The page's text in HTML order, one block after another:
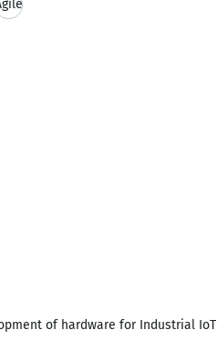
of hardware for Industrial IoT